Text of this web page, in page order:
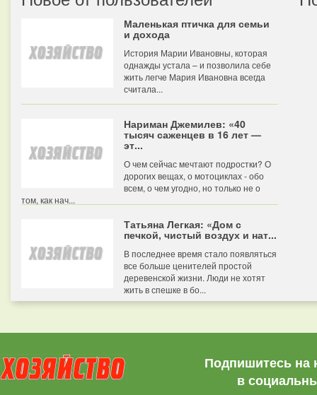
Маленькая птичка для семьи
и дохода
История Марии Ивановны, которая
однажды устала – и позволила себе
жить легче Мария Ивановна всегда
считала...
Нариман Джемилев: «40
тысяч саженцев в 16 лет —
эт...
О чем сейчас мечтают подростки? О
дорогих вещах, о мотоциклах - обо
всем, о чем угодно, но только не о
том, как нач...
Татьяна Легкая: «Дом с
печкой, чистый воздух и нат...
В последнее время стало появляться
все больше ценителей простой
деревенской жизни. Люди не хотят
жить в спешке в бо...
Подпишитесь на
в